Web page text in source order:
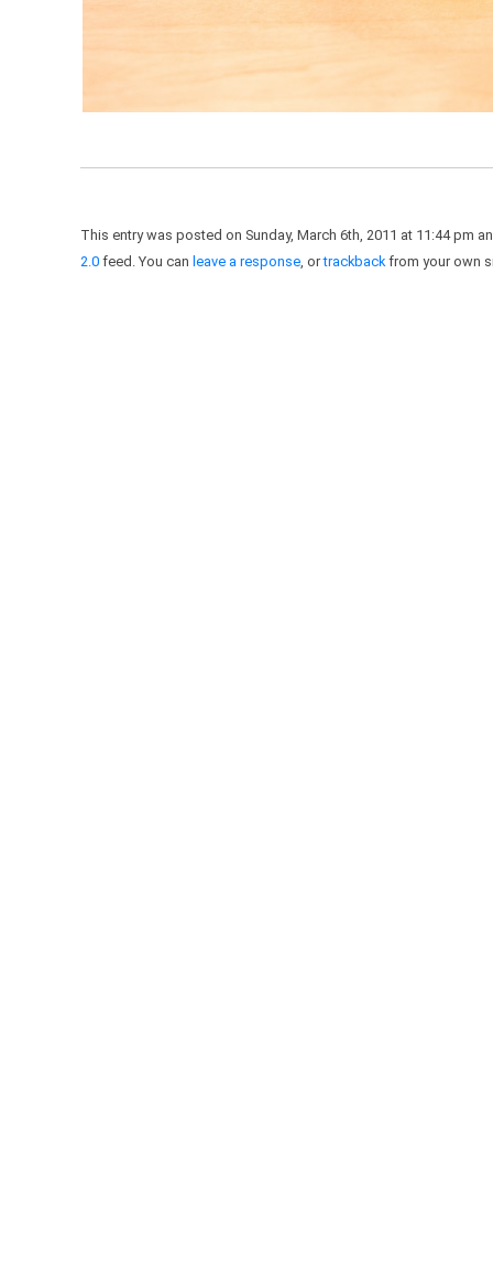
This entry was posted on Sunday, March 6th, 2011 at 11:44 pm
2.0 feed. You can leave a response, ortrackbackfrom your own